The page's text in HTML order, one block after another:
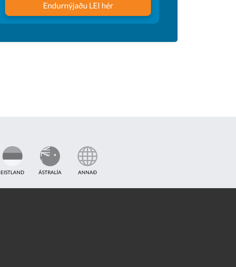
Endurnýjaðu LEI hér
EISTLAND ÁSTRALÍA ANNAÐ